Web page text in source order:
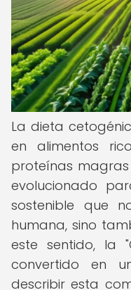
La dieta
en alimentos
proteínas
evolucionado
sostenible que
humana, sino
este sentido, la
convertido en
describir esta